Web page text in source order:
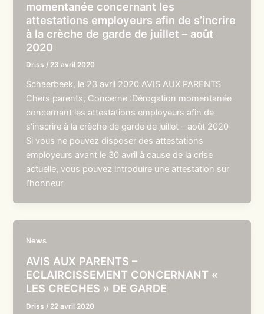
momentanée concernant les
attestations employeurs afin de s’incrire
à la crèche de garde de juillet – août
2020
Driss / 23 avril 2020
Schaerbeek, le 23 avril 2020 AVIS AUX PARENTS
Chers parents, Concerne :Dérogation momentanée
concernant les attestations employeurs afin de
s’inscrire à la crèche de garde de juillet – août 2020
Si vous ne pouvez disposer des attestations
employeurs avant le 30 avril à cause de la crise
actuelle, vous pouvez introduire une attestation sur
l’honneur
News
AVIS AUX PARENTS –
ECLAIRCISSEMENT CONCERNANT «
LES CRECHES » DE GARDE
Driss / 22 avril 2020